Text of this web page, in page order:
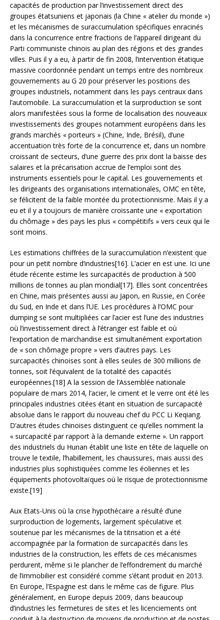
capacités de production par l’investissement direct des
groupes étatsuniens et japonais (la Chine « atelier du monde »)
et les mécanismes de suraccumulation spécifiques enracinés
dans la concurrence entre fractions de l’appareil dirigeant du
Parti communiste chinois au plan des régions et des grandes
villes. Puis il y a eu, à partir de fin 2008, l’intervention étatique
massive coordonnée pendant un temps entre des nombreux
gouvernements au G 20 pour préserver les positions des
groupes industriels, notamment dans les pays centraux dans
l’automobile. La suraccumulation et la surproduction se sont
alors manifestées sous la forme de localisation des nouveaux
investissements des groupes notamment européens dans les
grands marchés « porteurs » (Chine, Inde, Brésil), d’une
accentuation très forte de la concurrence et, dans un nombre
croissant de secteurs, d’une guerre des prix dont la baisse des
salaires et la précarisation accrue de l’emploi sont des
instruments essentiels pour le capital. Les gouvernements et
les dirigeants des organisations internationales, OMC en tête,
se félicitent de la faible montée du protectionnisme. Mais il y a
eu et il y a toujours de manière croissante une « exportation
du chômage » des pays les plus « compétitifs » vers ceux qui le
sont moins.
Les estimations chiffrées de la suraccumulation n’existent que
pour un petit nombre d’industries[16]. L’acier en est une. Ici une
étude récente estime les surcapacités de production à 500
millions de tonnes au plan mondial[17]. Elles sont concentrées
en Chine, mais présentes aussi au Japon, en Russie, en Corée
du Sud, en Inde et dans l’UE. Les procédures à l’OMC pour
dumping se sont multipliées car l’acier est l’une des industries
où l’investissement direct à l’étranger est faible et où
l’exportation de marchandise est simultanément exportation
de « son chômage propre » vers d’autres pays. Les
surcapacités chinoises sont à elles seules de 300 millions de
tonnes, soit l’équivalent de la totalité des capacités
européennes.[18] A la session de l’Assemblée nationale
populaire de mars 2014, l’acier, le ciment et le verre ont été les
principales industries citées étant en situation de surcapacité
absolue dans le rapport du nouveau chef du PCC Li Keqiang.
D’autres études chinoises distinguent ce qu’elles nomment la
« surcapacité par rapport à la demande externe ». Un rapport
des industriels du Hunan établit une liste en tête de laquelle on
trouve le textile, l’habillement, les chaussures, mais aussi des
industries plus sophistiquées comme les éoliennes et les
équipements photovoltaïques où le risque de protectionnisme
existe.[19]
Aux Etats-Unis où la crise hypothécaire a résulté d’une
surproduction de logements, largement spéculative et
soutenue par les mécanismes de la titrisation et a été
accompagnée par la formation de surcapacités dans les
industries de la construction, les effets de ces mécanismes
perdurent, même si le plancher de l’effondrement du marché
de l’immobilier est considéré comme s’étant produit en 2013.
En Europe, l’Espagne est dans le même cas de figure. Plus
généralement, en Europe depuis 2009, dans beaucoup
d’industries les fermetures de sites et les licenciements ont